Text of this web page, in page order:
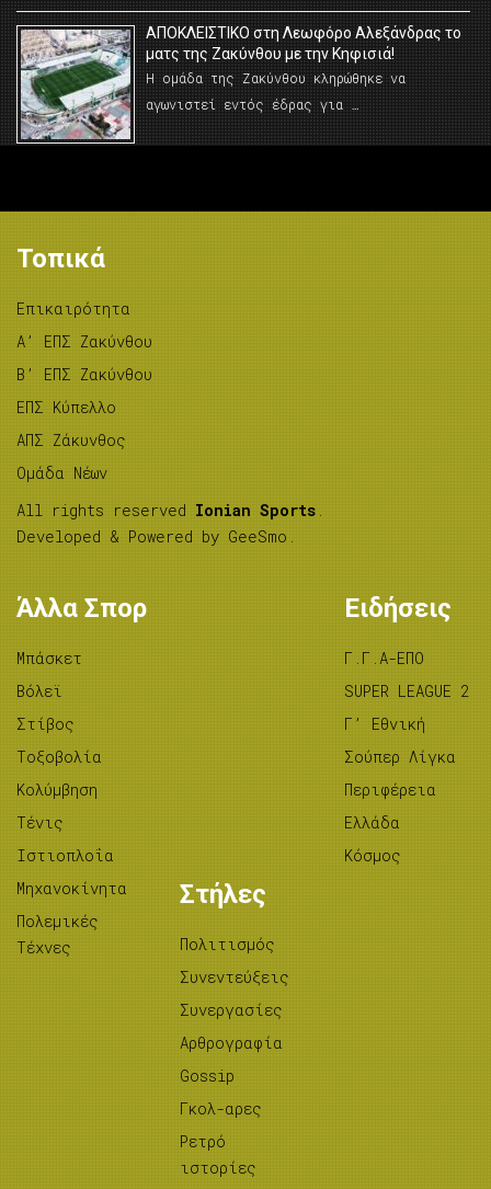
AΠΟΚΛΕΙΣΤΙΚΟ στη Λεωφόρο Αλεξάνδρας το
ματς της Ζακύνθου με την Κηφισιά!
Η ομάδα της Ζακύνθου κληρώθηκε να
αγωνιστεί εντός έδρας για …
Τοπικά
Επικαιρότητα
A’ ΕΠΣ Ζακύνθου
B’ ΕΠΣ Ζακύνθου
ΕΠΣ Κύπελλο
ΑΠΣ Ζάκυνθος
Ομάδα Νέων
All rights reserved Ionian Sports .
Developed & Powered by GeeSmo .
Άλλα Σπορ
Μπάσκετ
Βόλεϊ
Στίβος
Tοξοβολία
Κολύμβηση
Τένις
Ιστιοπλοΐα
Μηχανοκίνητα
Πολεμικές
Τέχνες
Ειδήσεις
Γ.Γ.Α-ΕΠΟ
SUPER LEAGUE 2
Γ’ Εθνική
Σούπερ Λίγκα
Περιφέρεια
Ελλάδα
Κόσμος
Στήλες
Πολιτισμός
Συνεντεύξεις
Συνεργασίες
Αρθρογραφία
Gossip
Γκολ-αρες
Ρετρό
ιστορίες